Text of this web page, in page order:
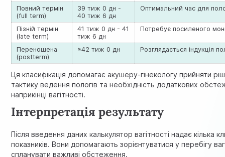
Повний термін
(full term)
39 тиж 0 дн -
40 тиж 6 дн
Оптимальний час для
Пізній термін
(late term)
41 тиж 0 дн - 41
тиж 6 дн
Потребує посиленого
Переношена
(postterm)
≥42 тиж 0 дн Розглядається індукція
Ця класифікація допомагає акушеру-гінекологу прийняти
тактику ведення пологів та необхідність додаткових
наприкінці вагітності.
Інтерпретація результату
Після введення даних калькулятор вагітності надає кілька
показників. Вони допомагають зорієнтуватися у перебігу
спланувати важливі обстеження.